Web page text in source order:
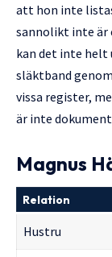
att hon inte
sannolikt inte är
kan det inte helt
släktband
vissa register,
är inte
Magnus
Relation
Hustru